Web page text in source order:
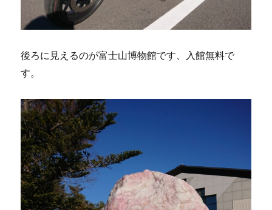
後ろに見えるのが富士山博物館です、入館無料で
す。